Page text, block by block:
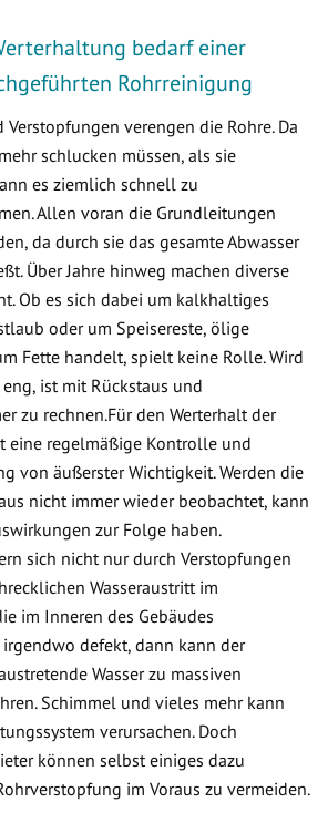
bedarf einer
Rohrreinigung
verengen die Rohre. Da
schlucken müssen, als sie
es ziemlich schnell zu
Allen voran die Grundleitungen
da durch sie das gesamte Abwasser
Über Jahre hinweg machen diverse
Ob es sich dabei um kalkhaltiges
oder um Speisereste, ölige
Fette handelt, spielt keine Rolle. Wird
ist mit Rückstaus und
zu rechnen.Für den Werterhalt der
eine regelmäßige Kontrolle und
von äußerster Wichtigkeit. Werden die
nicht immer wieder beobachtet, kann
zur Folge haben.
sich nicht nur durch Verstopfungen
Wasseraustritt im
im Inneren des Gebäudes
defekt, dann kann der
Wasser zu massiven
Schimmel und vieles mehr kann
verursachen. Doch
können selbst einiges dazu
im Voraus zu vermeiden.